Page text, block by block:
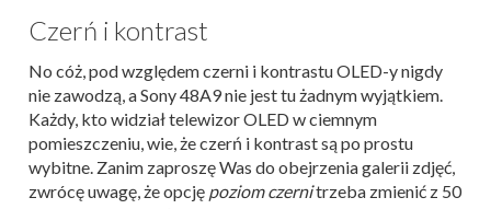
Czerń i kontrast
No cóż, pod względem czerni i kontrastu OLED-y nigdy
nie zawodzą, a Sony 48A9 nie jest tu żadnym wyjątkiem.
Każdy, kto widział telewizor OLED w ciemnym
pomieszczeniu, wie, że czerń i kontrast są po prostu
wybitne. Zanim zaproszę Was do obejrzenia galerii zdjęć,
zwrócę uwagę, że opcję poziom czernitrzeba zmienić z 50